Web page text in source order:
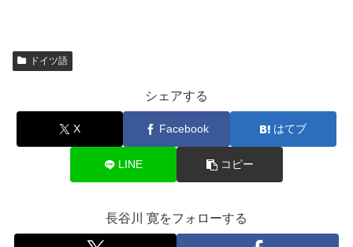
ドイツ語
シェアする
X Facebook はてブ
LINE コピー
長谷川 寛をフォローする